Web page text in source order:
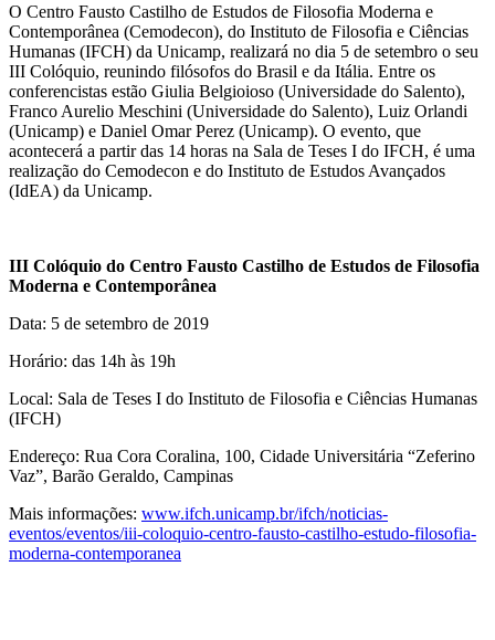
O Centro Fausto Castilho de Estudos de Filosofia Moderna e
Contemporânea (Cemodecon), do Instituto de Filosofia e Ciências
Humanas (IFCH) da Unicamp, realizará no dia 5 de setembro o seu
III Colóquio, reunindo filósofos do Brasil e da Itália. Entre os
conferencistas estão Giulia Belgioioso (Universidade do Salento),
Franco Aurelio Meschini (Universidade do Salento), Luiz Orlandi
(Unicamp) e Daniel Omar Perez (Unicamp). O evento, que
acontecerá a partir das 14 horas na Sala de Teses I do IFCH, é uma
realização do Cemodecon e do Instituto de Estudos Avançados
(IdEA) da Unicamp.
III Colóquio do Centro Fausto Castilho de Estudos de Filosofia
Moderna e Contemporânea
Data: 5 de setembro de 2019
Horário: das 14h às 19h
Local: Sala de Teses I do Instituto de Filosofia e Ciências Humanas
(IFCH)
Endereço: Rua Cora Coralina, 100, Cidade Universitária “Zeferino
Vaz”, Barão Geraldo, Campinas
Mais informações: www.ifch.unicamp.br/ifch/noticias-
eventos/eventos/iii-coloquio-centro-fausto-castilho-estudo-filosofia-
moderna-contemporanea